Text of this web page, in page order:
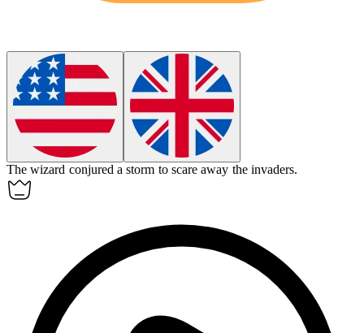
The wizard conjured a storm to scare away the invaders.